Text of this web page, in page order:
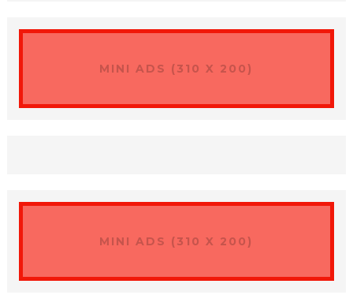
MINI ADS (310 X 200)
MINI ADS (310 X 200)